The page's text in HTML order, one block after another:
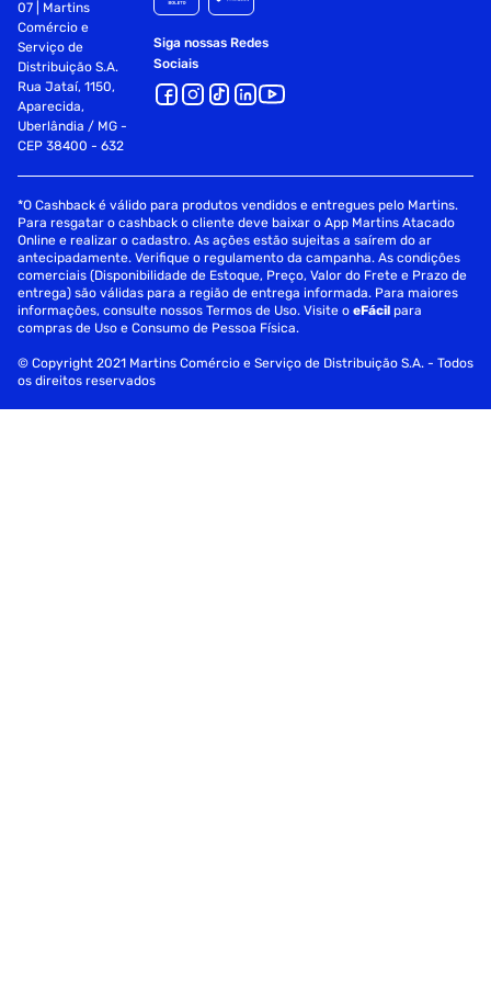
07 | Martins
Comércio e
Serviço de
Distribuição S.A.
Rua Jataí, 1150,
Aparecida,
Uberlândia / MG -
CEP 38400 - 632
Siga nossas Redes
Sociais
*O Cashback é válido para produtos vendidos e entregues pelo Martins.
Para resgatar o cashback o cliente deve baixar o App Martins Atacado
Online e realizar o cadastro. As ações estão sujeitas a saírem do ar
antecipadamente. Verifique o regulamento da campanha. As condições
comerciais (Disponibilidade de Estoque, Preço, Valor do Frete e Prazo de
entrega) são válidas para a região de entrega informada. Para maiores
informações, consulte nossos Termos de Uso. Visite oeFácil para
compras de Uso e Consumo de Pessoa Física.
© Copyright 2021 Martins Comércio e Serviço de Distribuição S.A. - Todos
os direitos reservados